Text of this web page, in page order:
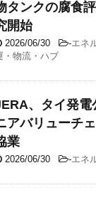
タンクの腐食
開始
2026/06/30 -エネ
・物流・ハブ
、タイ発電
アバリューチ
業
2026/06/30 -エネ